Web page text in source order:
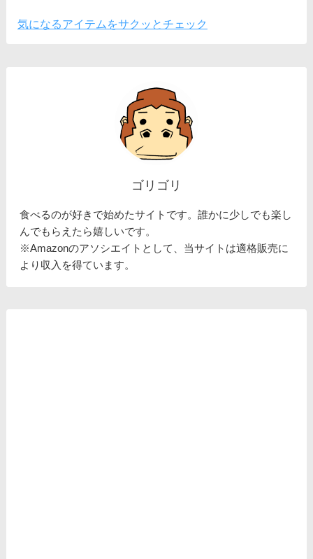
気になるアイテムをサクッとチェック
ゴリゴリ
食べるのが好きで始めたサイトです。誰かに少しでも楽し
んでもらえたら嬉しいです。
※Amazonのアソシエイトとして、当サイトは適格販売に
より収入を得ています。